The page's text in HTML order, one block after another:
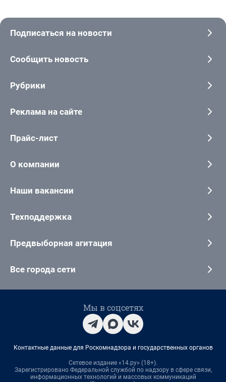
Подписаться на новости
Сообщить новость
Рубрики
Реклама на сайте
Прайс-лист
О компании
Наши вакансии
Техподдержка
Предвыборная агитация
Все города сети
Мы в соцсетях
Контактные данные для Роскомнадзора и государственных органов
Сетевое издание «14.ру» (18+).
Зарегистрировано Федеральной службой по надзору в сфере связи,
информационных технологий и массовых коммуникаций